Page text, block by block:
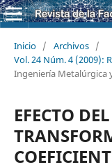
Inicio / Archivos /
Vol. 24 Núm. 4 (2009):
Ingeniería Metalúrgica
EFECTO